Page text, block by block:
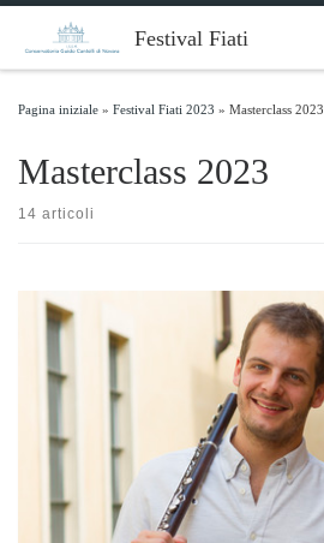
Skip to content Festival Fiati
Pagina iniziale » Festival Fiati 2023 » Masterclass 2023
Masterclass 2023
14 articoli